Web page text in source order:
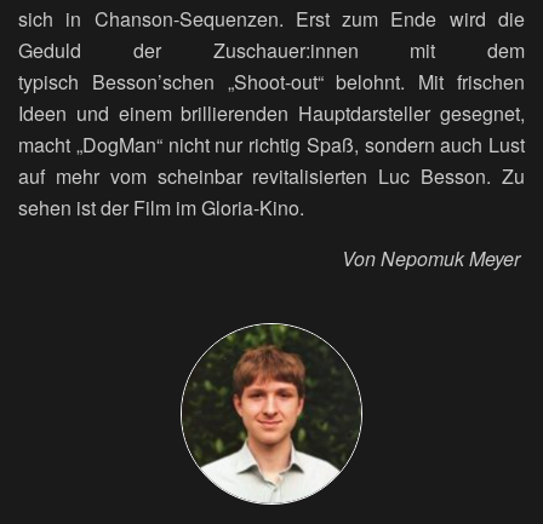
sich in Chanson-Sequenzen. Erst zum Ende wird die
Geduld der Zuschauer:innen mit dem
typisch Besson’schen „Shoot-out“ belohnt. Mit frischen
Ideen und einem brillierenden Hauptdarsteller gesegnet,
macht „DogMan“ nicht nur richtig Spaß, sondern auch Lust
auf mehr vom scheinbar revitalisierten Luc Besson. Zu
sehen ist der Film im Gloria-Kino.
Von Nepomuk Meyer